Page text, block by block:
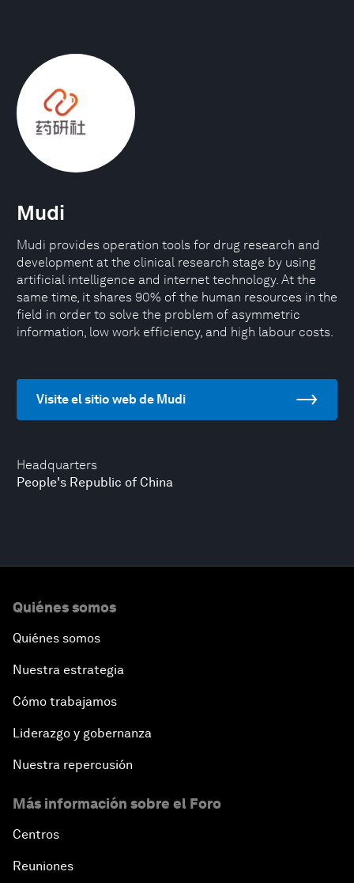
Headquarters
People's Republic of China
Mudi
Mudi provides operation tools for drug research and
development at the clinical research stage by using
artificial intelligence and internet technology. At the
same time, it shares 90% of the human resources in the
field in order to solve the problem of asymmetric
information, low work efficiency, and high labour costs.
Visite el sitio web de Mudi
Quiénes somos
Quiénes somos
Nuestra estrategia
Cómo trabajamos
Liderazgo y gobernanza
Nuestra repercusión
Más información sobre el Foro
Centros
Reuniones